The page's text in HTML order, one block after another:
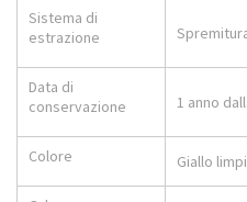
Sistema di
estrazione
Data di
conservazione
1 anno
Colore Giallo